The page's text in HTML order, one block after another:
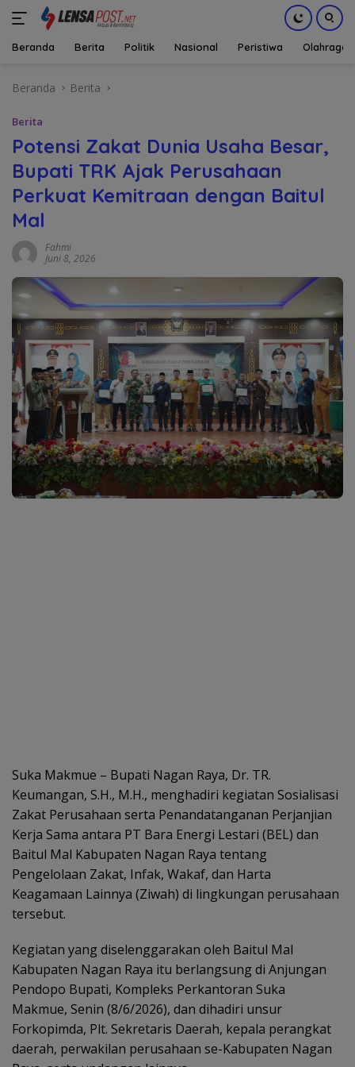
Beranda Berita Politik Nasional Peristiwa Olahraga
Beranda Berita
Berita
Potensi Zakat Dunia Usaha Besar,
Bupati TRK Ajak Perusahaan
Perkuat Kemitraan dengan Baitul
Mal
Fahmi
Juni 8, 2026
Suka Makmue – Bupati Nagan Raya, Dr. TR.
Keumangan, S.H., M.H., menghadiri kegiatan Sosialisasi
Zakat Perusahaan serta Penandatanganan Perjanjian
Kerja Sama antara PT Bara Energi Lestari (BEL) dan
Baitul Mal Kabupaten Nagan Raya tentang
Pengelolaan Zakat, Infak, Wakaf, dan Harta
Keagamaan Lainnya (Ziwah) di lingkungan perusahaan
tersebut.
Kegiatan yang diselenggarakan oleh Baitul Mal
Kabupaten Nagan Raya itu berlangsung di Anjungan
Pendopo Bupati, Kompleks Perkantoran Suka
Makmue, Senin (8/6/2026), dan dihadiri unsur
Forkopimda, Plt. Sekretaris Daerah, kepala perangkat
daerah, perwakilan perusahaan se-Kabupaten Nagan